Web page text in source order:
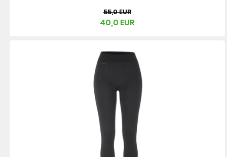
55,0 EUR
40,0 EUR